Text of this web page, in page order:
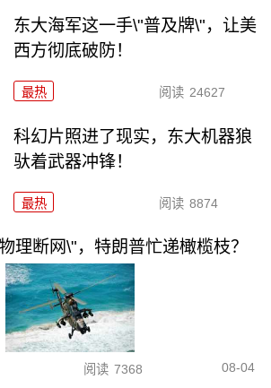
东大海军这一手\"普及牌\"，让美
西方彻底破防！
最热 阅读 24627
科幻片照进了现实，东大机器狼
驮着武器冲锋！
最热 阅读 8874
理断网\"，特朗普忙递橄榄枝？
阅读 7368 08-04